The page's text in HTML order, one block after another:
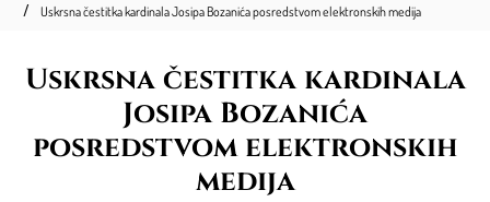
Uskrsna čestitka kardinala Josipa Bozanića posredstvom elektronskih medija
Uskrsna čestitka kardinala
Josipa Bozanića
posredstvom elektronskih
medija